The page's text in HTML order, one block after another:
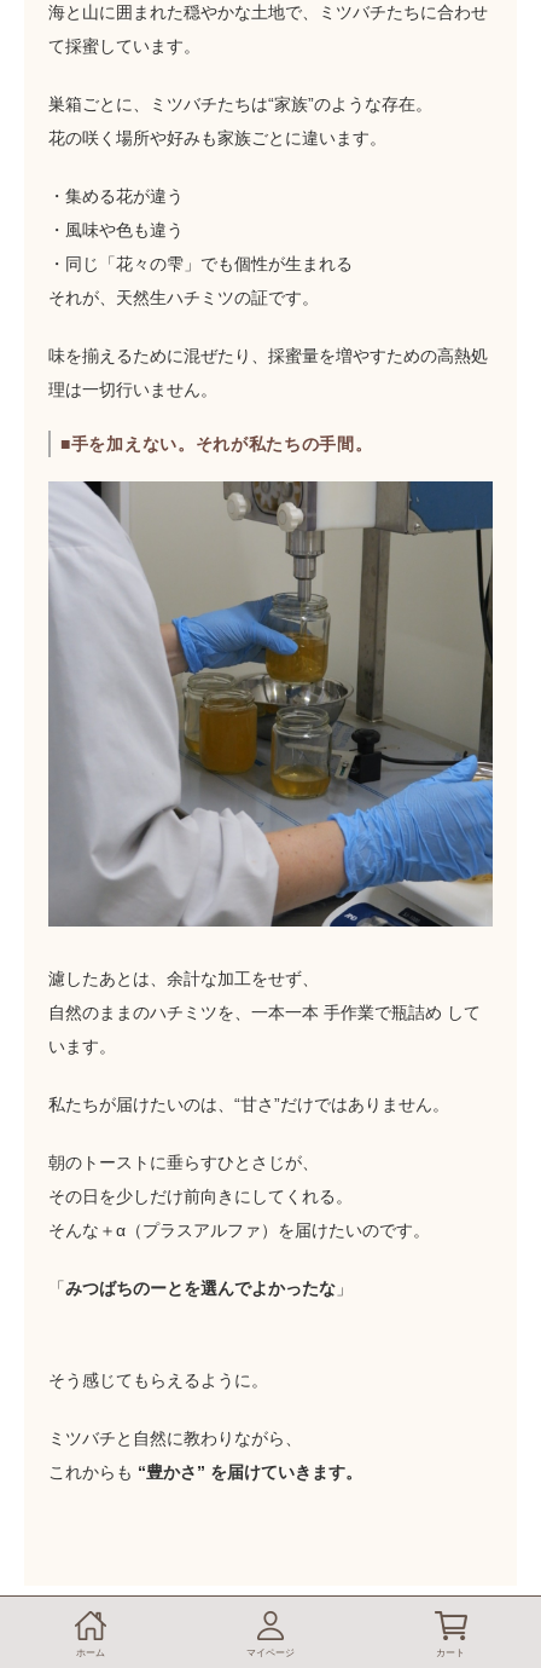
海と山に囲まれた穏やかな土地で、ミツバチたちに合わせ
て採蜜しています。
巣箱ごとに、ミツバチたちは“家族”のような存在。
花の咲く場所や好みも家族ごとに違います。
・集める花が違う
・風味や色も違う
・同じ「花々の雫」でも個性が生まれる
それが、天然生ハチミツの証です。
味を揃えるために混ぜたり、採蜜量を増やすための高熱処
理は一切行いません。
■手を加えない。それが私たちの手間。
濾したあとは、余計な加工をせず、
自然のままのハチミツを、一本一本 手作業で瓶詰め して
います。
私たちが届けたいのは、“甘さ”だけではありません。
朝のトーストに垂らすひとさじが、
その日を少しだけ前向きにしてくれる。
そんな＋α（プラスアルファ）を届けたいのです。
「みつばちのーとを選んでよかったな 」
そう感じてもらえるように。
ミツバチと自然に教わりながら、
これからも “豊かさ” を届けていきます。
ホーム マイページ カート